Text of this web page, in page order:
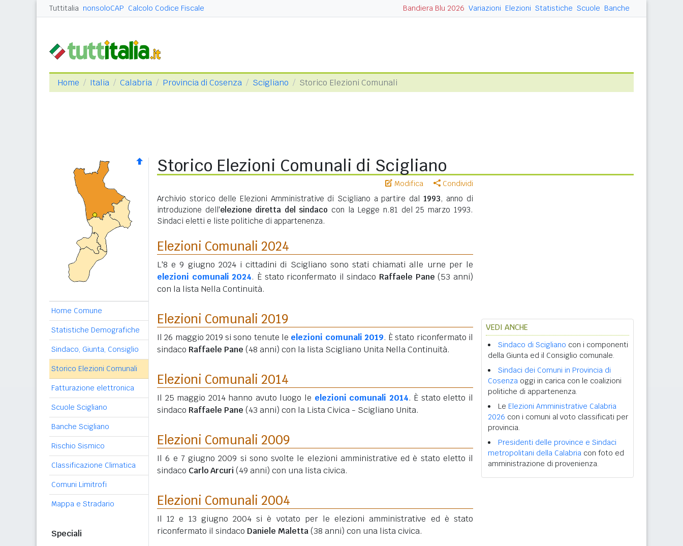
Tuttitalia nonsoloCAP Calcolo Codice Fiscale Bandiera Blu 2026 Variazioni Elezioni Statistiche Scuole Banche
Home Italia Calabria Provincia di Cosenza Scigliano Storico Elezioni Comunali
Home Comune
Statistiche Demografiche
Sindaco, Giunta, Consiglio
Storico Elezioni Comunali
Fatturazione elettronica
Scuole Scigliano
Banche Scigliano
Rischio Sismico
Classificazione Climatica
Comuni Limitrofi
Mappa e Stradario
Speciali
Storico Elezioni Comunali di Scigliano
Modifica Condividi
Archivio storico delle Elezioni Amministrative di Scigliano a partire dal 1993, anno di
introduzione dell'elezione diretta del sindaco con la Legge n.81 del 25 marzo 1993.
Sindaci eletti e liste politiche di appartenenza.
Elezioni Comunali 2024
L'8 e 9 giugno 2024 i cittadini di Scigliano sono stati chiamati alle urne per le
elezioni comunali 2024. È stato riconfermato il sindaco Raffaele Pane (53 anni)
con la lista Nella Continuità.
Elezioni Comunali 2019
Il 26 maggio 2019 si sono tenute le elezioni comunali 2019. È stato riconfermato il
sindaco Raffaele Pane (48 anni) con la lista Scigliano Unita Nella Continuità.
Elezioni Comunali 2014
Il 25 maggio 2014 hanno avuto luogo le elezioni comunali 2014. È stato eletto il
sindaco Raffaele Pane (43 anni) con la Lista Civica - Scigliano Unita.
Elezioni Comunali 2009
Il 6 e 7 giugno 2009 si sono svolte le elezioni amministrative ed è stato eletto il
sindaco Carlo Arcuri (49 anni) con una lista civica.
Elezioni Comunali 2004
Il 12 e 13 giugno 2004 si è votato per le elezioni amministrative ed è stato
riconfermato il sindaco Daniele Maletta(38 anni) con una lista civica.
VEDI ANCHE
Sindaco di Scigliano con i componenti
della Giunta ed il Consiglio comunale.
Sindaci dei Comuni in Provincia di
Cosenza oggi in carica con le coalizioni
politiche di appartenenza.
Le Elezioni Amministrative Calabria
2026 con i comuni al voto classificati per
provincia.
Presidenti delle province e Sindaci
metropolitani della Calabria con foto ed
amministrazione di provenienza.